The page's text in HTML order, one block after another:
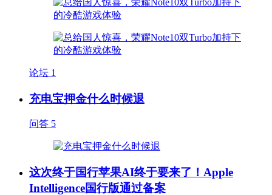
论坛 1
充电宝押金什么时候退
问答 5
这次终于国行苹果AI终于要来了！Apple
Intelligence国行版通过备案